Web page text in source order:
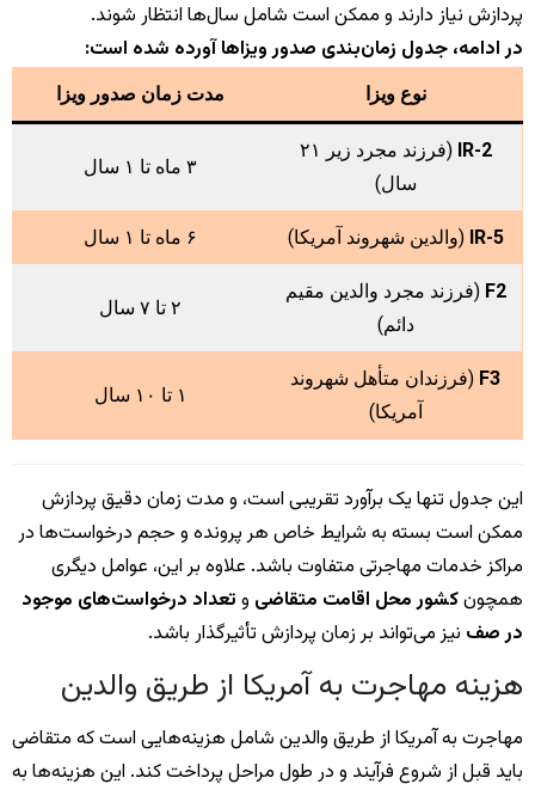
پردازش نیاز دارند و ممکن است شامل سال‌ها انتظار شوند.
در ادامه، جدول زمان‌بندی صدور ویزاها آورده شده است:
نوع ویزا مدت زمان صدور ویزا
IR-2
(فرزند مجرد زیر ۲۱
سال)
۳ ماه تا ۱ سال
IR-5 (والدین شهروند آمریکا) ۶ ماه تا ۱ سال
F2 (فرزند مجرد والدین مقیم
دائم)
۲ تا ۷ سال
F3 (فرزندان متأهل شهروند
آمریکا)
۱ تا ۱۰ سال
این جدول تنها یک برآورد تقریبی است، و مدت زمان دقیق پردازش
ممکن است بسته به شرایط خاص هر پرونده و حجم درخواست‌ها در
مراکز خدمات مهاجرتی متفاوت باشد. علاوه بر این، عوامل دیگری
همچونکشور محل اقامت متقاضی و تعداد درخواست‌های موجود
در صف نیز می‌تواند بر زمان پردازش تأثیرگذار باشد.
هزینه مهاجرت به آمریکا از طریق والدین
مهاجرت به آمریکا از طریق والدین شامل هزینه‌هایی است که متقاضی
باید قبل از شروع فرآیند و در طول مراحل پرداخت کند. این هزینه‌ها به